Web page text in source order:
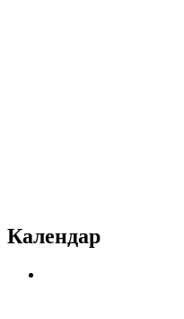
Календар